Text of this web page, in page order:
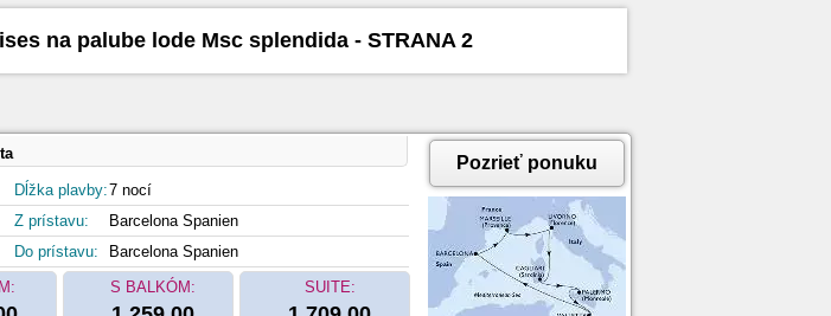
na palube lode Msc splendida - STRANA 2
Dĺžka plavby:7 nocí
Z prístavu:
Barcelona Spanien
Do prístavu:
Barcelona Spanien
S BALKÓM: SUITE:
Pozrieť ponuku